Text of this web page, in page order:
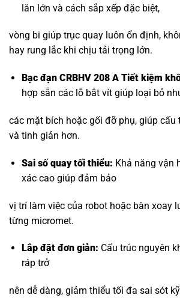
lăn lớn và cách sắp xếp đặc biệt,
vòng bi giúp trục quay luôn ổn định,
hay rung lắc khi chịu tải trọng lớn.
Bạc đạn CRBHV 208 A Tiết kiệm
hợp sẵn các lỗ bắt vít giúp loại bỏ
các mặt bích hoặc gối đỡ phụ, giúp cấu
và tinh giản hơn.
Sai số quay tối thiểu: Khả năng vận
xác cao giúp đảm bảo
vị trí làm việc của robot hoặc bàn xoay
từng micromet.
Lắp đặt đơn giản: Cấu trúc nguyên
ráp trở
nên dễ dàng, giảm thiểu tối đa sai sót